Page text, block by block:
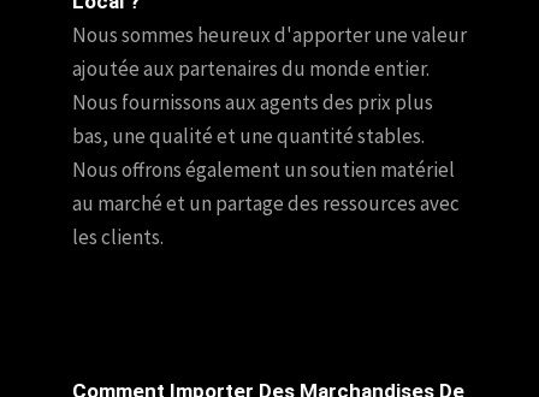
Nous sommes heureux d'apporter une valeur
ajoutée aux partenaires du monde entier.
Nous fournissons aux agents des prix plus
bas, une qualité et une quantité stables.
Nous offrons également un soutien matériel
au marché et un partage des ressources avec
les clients.
Comment Importer Des Marchandises De